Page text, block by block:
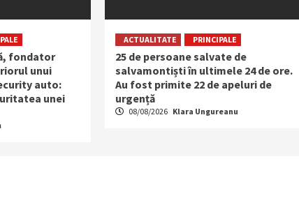
fondator
unui
auto:
unei
ACTUALITATE PRINCIPALE
25 de persoane salvate de
salvamontiști în ultimele 24 de ore.
Au fost primite 22 de apeluri de
urgență
08/08/2026 Klara Ungureanu